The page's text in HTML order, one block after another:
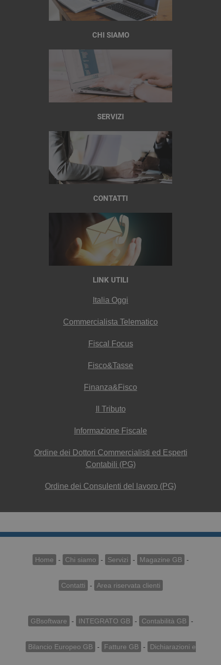
CHI SIAMO
SERVIZI
CONTATTI
LINK UTILI
Italia Oggi
Commercialista Telematico
Fiscal Focus
Fisco&Tasse
Finanza&Fisco
Il Tributo
Informazione Fiscale
Ordine dei Dottori Commercialisti ed Esperti
Contabili (PG)
Ordine dei Consulenti del lavoro (PG)
Home - Chi siamo - Servizi - Magazine GB -
Contatti - Area riservata clienti
GBsoftware - INTEGRATO GB - Contabilità GB -
Bilancio Europeo GB - Fatture GB - Dichiarazioni e